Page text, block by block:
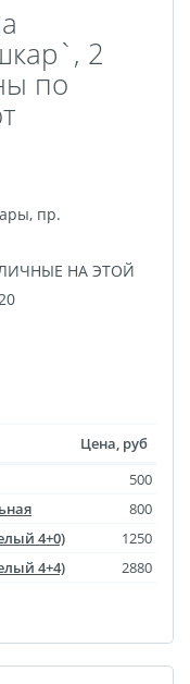
2
по
, пр.
НА ЭТОЙ
Цена, руб
500
800
4+0)
1250
4+4)
2880